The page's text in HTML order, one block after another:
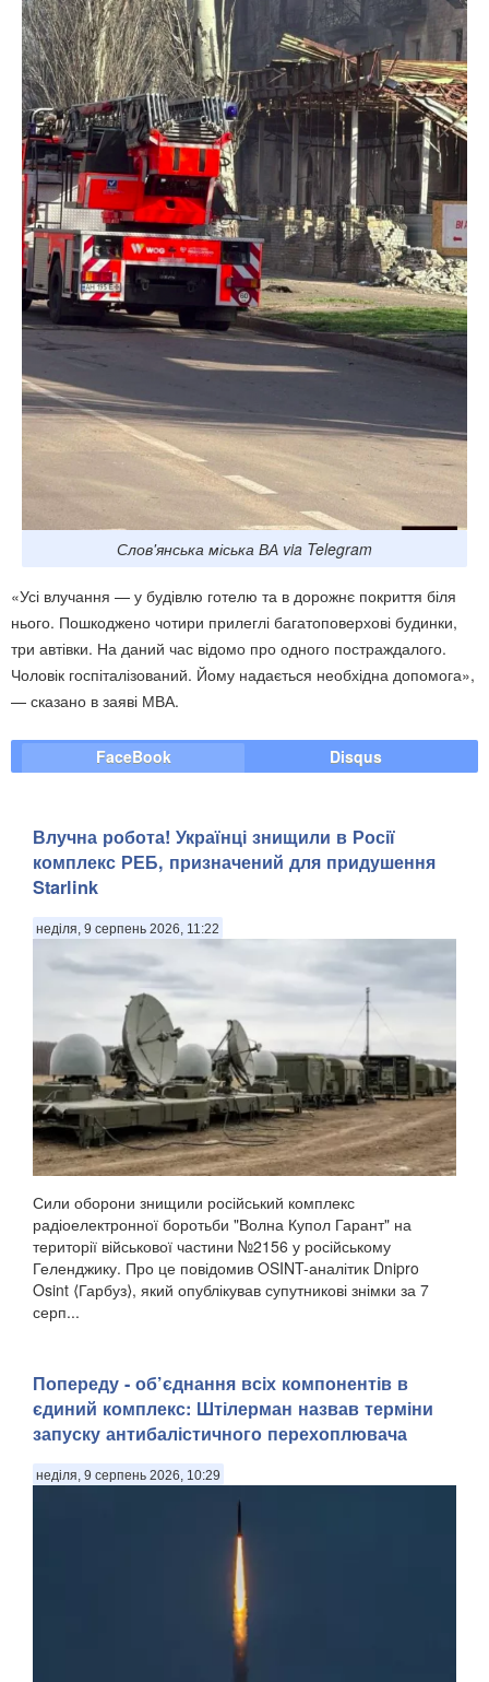
Слов'янська міська ВА via Telegram
«Усі влучання — у будівлю готелю та в дорожнє покриття біля
нього. Пошкоджено чотири прилеглі багатоповерхові будинки,
три автівки. На даний час відомо про одного постраждалого.
Чоловік госпіталізований. Йому надається необхідна допомога»,
— сказано в заяві МВА.
FaceBook Disqus
Влучна робота! Українці знищили в Росії
комплекс РЕБ, призначений для придушення
Starlink
неділя, 9 серпень 2026, 11:22
Сили оборони знищили російський комплекс
радіоелектронної боротьби "Волна Купол Гарант" на
території військової частини №2156 у російському
Геленджику. Про це повідомив OSINT-аналітик Dnipro
Osint ⟨Гарбуз⟩, який опублікував супутникові знімки за 7
серп...
Попереду - об’єднання всіх компонентів в
єдиний комплекс: Штілерман назвав терміни
запуску антибалістичного перехоплювача
неділя, 9 серпень 2026, 10:29